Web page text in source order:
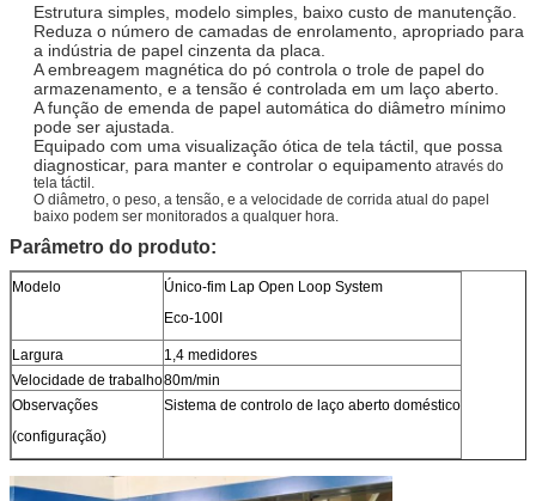
Estrutura simples, modelo simples, baixo custo de manutenção.
Reduza o número de camadas de enrolamento, apropriado para
a indústria de papel cinzenta da placa.
A embreagem magnética do pó controla o trole de papel do
armazenamento, e a tensão é controlada em um laço aberto.
A função de emenda de papel automática do diâmetro mínimo
pode ser ajustada.
Equipado com uma visualização ótica de tela táctil, que possa
diagnosticar, para manter e controlar o equipamento através do
tela táctil.
O diâmetro, o peso, a tensão, e a velocidade de corrida atual do papel
baixo podem ser monitorados a qualquer hora.
Parâmetro do produto:
Modelo
Único-fim Lap Open Loop System
Eco-100I
Largura
1,4 medidores
Velocidade de trabalho80m/min
Observações
(configuração)
Sistema de controlo de laço aberto doméstico